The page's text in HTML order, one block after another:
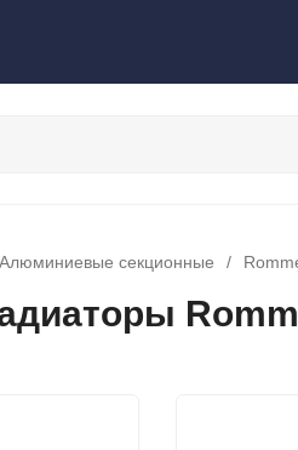
Алюминиевые секционные /